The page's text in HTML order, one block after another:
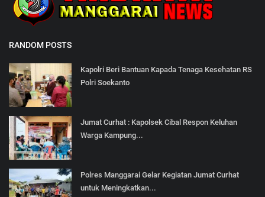
RANDOM POSTS
Kapolri Beri Bantuan Kapada Tenaga Kesehatan RS
Polri Soekanto
Jumat Curhat : Kapolsek Cibal Respon Keluhan
Warga Kampung...
Polres Manggarai Gelar Kegiatan Jumat Curhat
untuk Meningkatkan...